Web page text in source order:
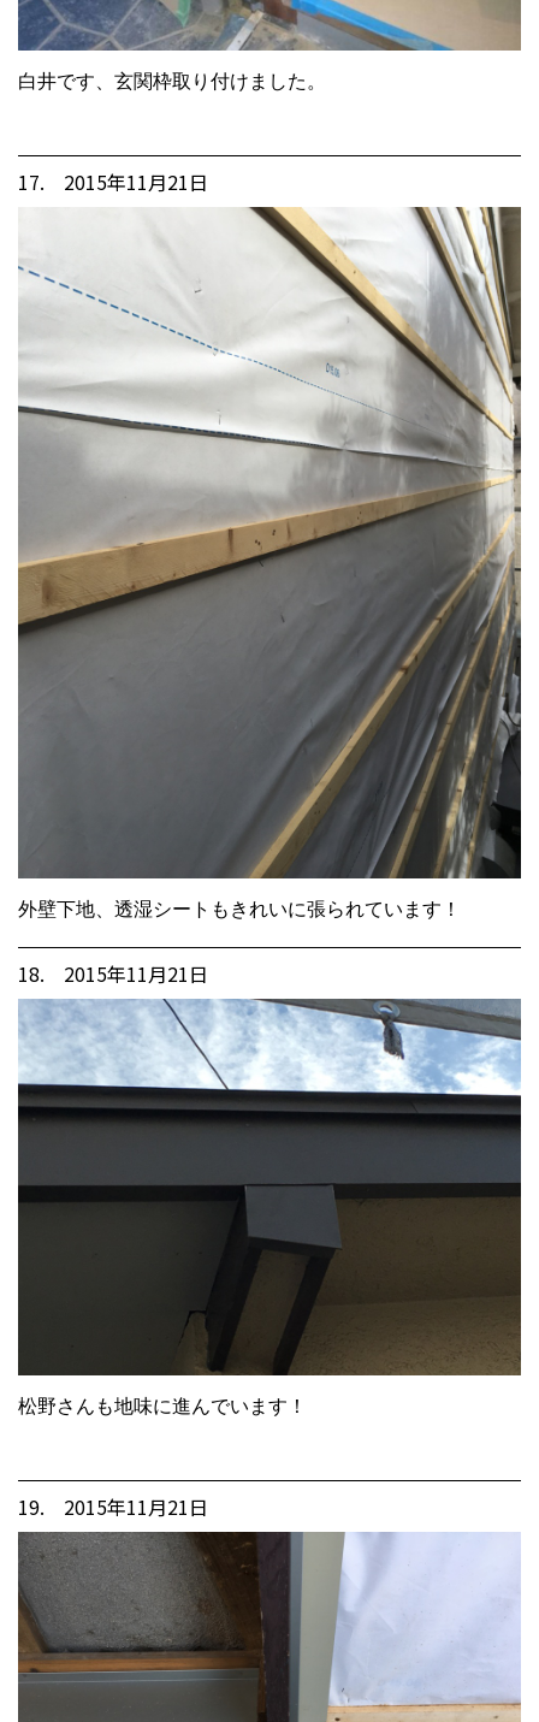
白井です、玄関枠取り付けました。
17. 2015年11月21日
外壁下地、透湿シートもきれいに張られています！
18. 2015年11月21日
松野さんも地味に進んでいます！
19. 2015年11月21日